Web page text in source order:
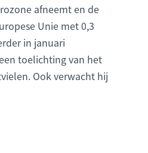
afneemt en de
Unie met 0,3
in januari
toelichting van het
Ook verwacht hij